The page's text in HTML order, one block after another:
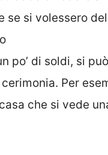
se si volessero
po’ di soldi, si può
Per
che si vede